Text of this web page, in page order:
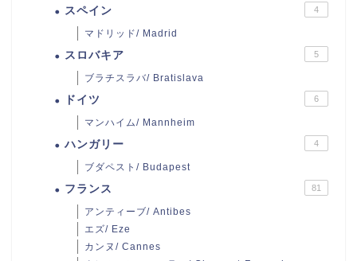
スペイン 4
マドリッド/ Madrid
スロバキア 5
ブラチスラバ/ Bratislava
ドイツ 6
マンハイム/ Mannheim
ハンガリー 4
ブダペスト/ Budapest
フランス 81
アンティーブ/ Antibes
エズ/ Eze
カンヌ/ Cannes